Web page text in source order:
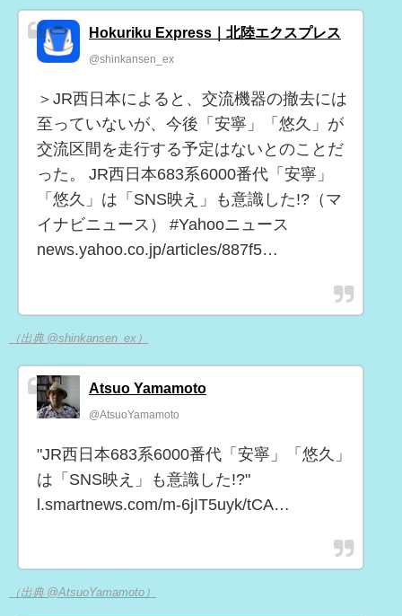
Hokuriku Express｜北陸エクスプレス
@shinkansen_ex
＞JR西日本によると、交流機器の撤去には
至っていないが、今後「安寧」「悠久」が
交流区間を走行する予定はないとのことだ
った。 JR西日本683系6000番代「安寧」
「悠久」は「SNS映え」も意識した!?（マ
イナビニュース） #Yahooニュース
news.yahoo.co.jp/articles/887f5…
（出典 @shinkansen_ex）
Atsuo Yamamoto
@AtsuoYamamoto
"JR西日本683系6000番代「安寧」「悠久」
は「SNS映え」も意識した!?"
l.smartnews.com/m-6jIT5uyk/tCA…
（出典 @AtsuoYamamoto）